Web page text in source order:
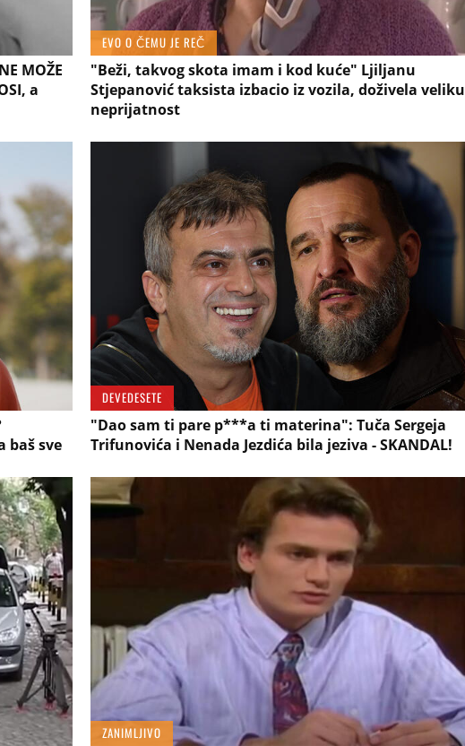
MOŽE
a
EVO O ČEMU JE REČ
"Beži, takvog skota imam i kod kuće" Ljiljanu
Stjepanović taksista izbacio iz vozila, doživela veliku
neprijatnost
baš sve
DEVEDESETE
"Dao sam ti pare p***a ti materina": Tuča Sergeja
Trifunovića i Nenada Jezdića bila jeziva - SKANDAL!
ZANIMLJIVO